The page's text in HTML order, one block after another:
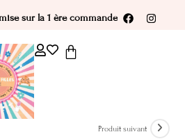
sur la 1 ère commande
Produit suivant